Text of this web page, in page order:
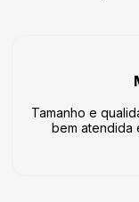
Tamanho e
bem atendida